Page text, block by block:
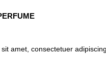
amet, consectetuer